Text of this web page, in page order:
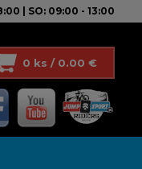
| SO: 09:00 - 13:00
0 ks / 0.00 €